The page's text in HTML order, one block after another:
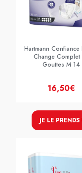
Hartmann Confiance
Change Complet
Gouttes M 14
16,50€
JE LE PRENDS